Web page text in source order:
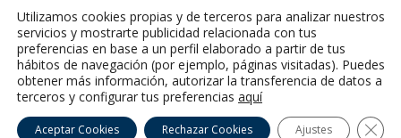
Utilizamos cookies propias y de terceros para analizar nuestros
servicios y mostrarte publicidad relacionada con tus
preferencias en base a un perfil elaborado a partir de tus
hábitos de navegación (por ejemplo, páginas visitadas). Puedes
obtener más información, autorizar la transferencia de datos a
terceros y configurar tus preferencias aquí
Aceptar Cookies Rechazar Cookies Ajustes